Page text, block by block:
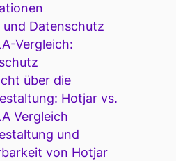
und Datenschutz
Vergleich:
über die
Hotjar vs.
Vergleich
und
von Hotjar